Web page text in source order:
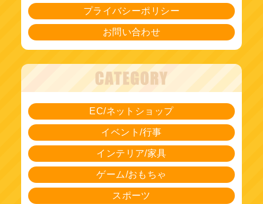
プライバシーポリシー
お問い合わせ
EC/ネットショップ
イベント/行事
インテリア/家具
ゲーム/おもちゃ
スポーツ